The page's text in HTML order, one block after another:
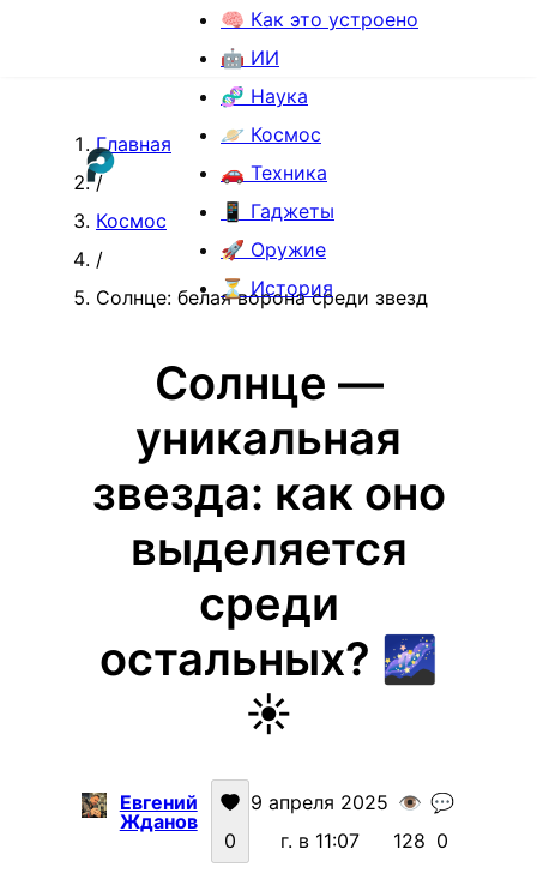
🧠 Как это устроено
🤖 ИИ
🧬 Наука
🪐 Космос
🚗 Техника
📱 Гаджеты
🚀 Оружие
⏳ История
Главная
/
Космос
/
Солнце: белая ворона среди звезд
Солнце —
уникальная
звезда: как оно
выделяется
среди
остальных? 🌌
☀️
Евгений
Жданов
0
9 апреля 2025
г. в 11:07
👁️
128
💬
0